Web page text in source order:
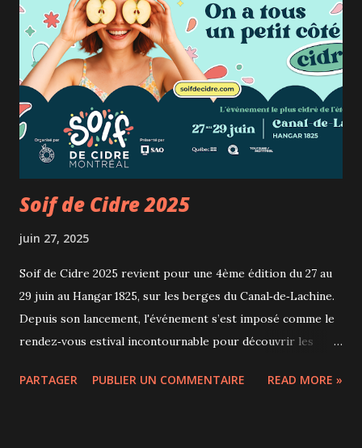
Soif de Cidre 2025
juin 27, 2025
Soif de Cidre 2025 revient pour une 4ème édition du 27 au
29 juin au Hangar 1825, sur les berges du Canal‑de‑Lachine.
Depuis son lancement, l'événement s’est imposé comme le
rendez‑vous estival incontournable pour découvrir les
Plus d’une trentaine de producteurs locaux sont présents
PARTAGER PUBLIER UN COMMENTAIRE READ MORE »